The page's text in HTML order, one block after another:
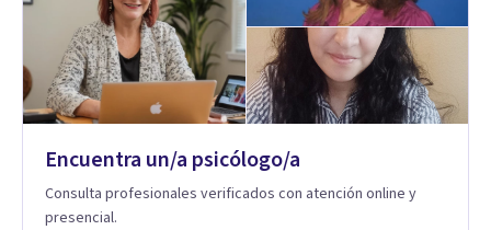
Encuentra un/a psicólogo/a
Consulta profesionales verificados con atención online y
presencial.